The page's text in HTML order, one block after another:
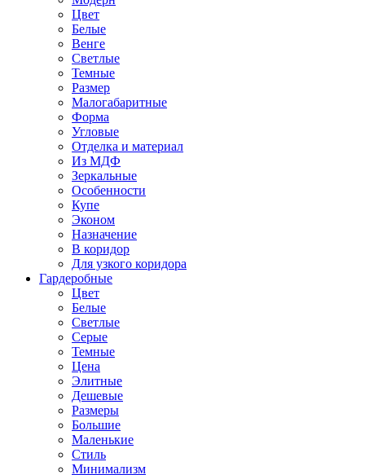
Цвет
Белые
Венге
Светлые
Темные
Размер
Малогабаритные
Форма
Угловые
Отделка и материал
Из МДФ
Зеркальные
Особенности
Купе
Эконом
Назначение
В коридор
Для узкого коридора
Гардеробные
Цвет
Белые
Светлые
Серые
Темные
Цена
Элитные
Дешевые
Размеры
Большие
Маленькие
Стиль
Минимализм